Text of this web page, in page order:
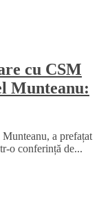
cu CSM
Munteanu:
a prefațat
o conferință de...